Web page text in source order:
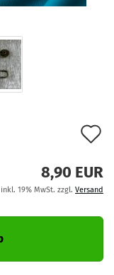
8,90 EUR
inkl. 19% MwSt. zzgl. Versand